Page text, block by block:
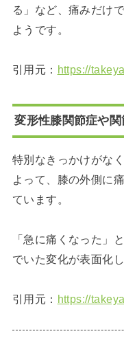
る」など、痛みだけ
ようです。
引用元： https://
変形性膝関節症や
特別なきっかけがな
よって、膝の外側に
ています。
「急に痛くなった」
でいた変化が表面化
引用元： https://